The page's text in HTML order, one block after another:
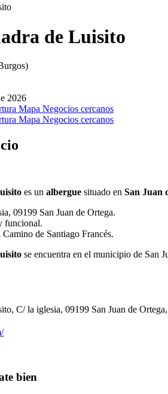
de Luisito
2026
Mapa Negocios cercanos
Mapa Negocios cercanos
es un albergue situado en San Juan
09199 San Juan de Ortega.
funcional.
de Santiago Francés.
se encuentra en el municipio de San
C/ la iglesia, 09199 San Juan de
bien